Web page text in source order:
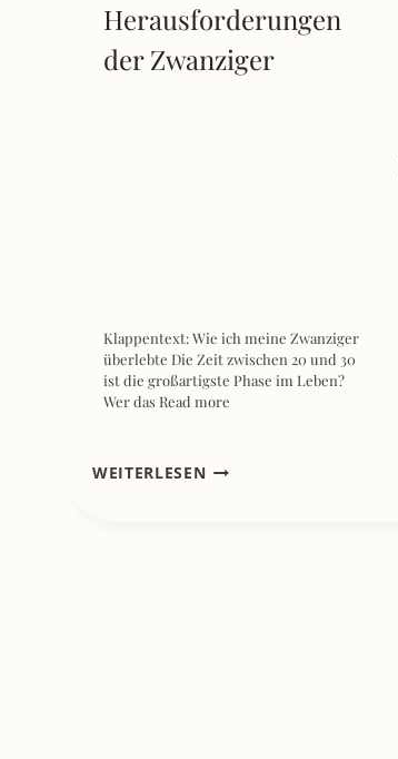
Herausforderungen
der Zwanziger
Klappentext: Wie ich meine Zwanziger
überlebte Die Zeit zwischen 20 und 30
ist die großartigste Phase im Leben?
Wer das Read more
WEITERLESEN[REZENSION]